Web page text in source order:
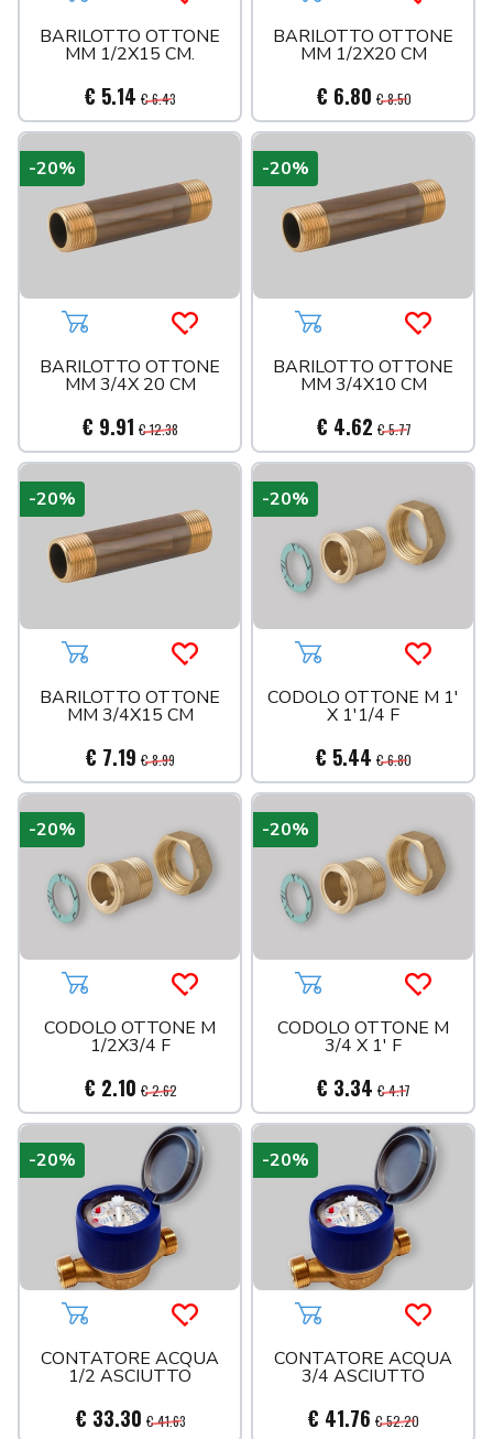
BARILOTTO OTTONE
MM 1/2X15 CM.
€ 5.14 € 6.43
BARILOTTO OTTONE
MM 1/2X20 CM
€ 6.80 € 8.50
Aggiungi al carrelloAcquista più tardi
BARILOTTO OTTONE
MM 3/4X 20 CM
€ 9.91 € 12.38
-20%
Aggiungi al carrello
BARILOTTO OTTONE
MM 3/4X10 CM
€ 4.62 € 5.77
-20%
Aggiungi al carrelloAcquista più tardi
BARILOTTO OTTONE
MM 3/4X15 CM
€ 7.19 € 8.99
-20%
Aggiungi al carrello
CODOLO OTTONE M 1'
X 1'1/4 F
€ 5.44 € 6.80
-20%
Aggiungi al carrelloAcquista più tardi
CODOLO OTTONE M
1/2X3/4 F
€ 2.10 € 2.62
-20%
Aggiungi al carrello
CODOLO OTTONE M
3/4 X 1' F
€ 3.34 € 4.17
-20%
Aggiungi al carrelloAcquista più tardi
CONTATORE ACQUA
1/2 ASCIUTTO
€ 33.30 € 41.63
-20%
Aggiungi al carrello
CONTATORE ACQUA
3/4 ASCIUTTO
€ 41.76 € 52.20
-20%
VALVOLE
PITTURE
IMPREGNANTI
PENNELLI
PITTURE DA ESTERNO
PITTURE DA INTERNO
RIVESTIMENTI
SMALTI
PROMO